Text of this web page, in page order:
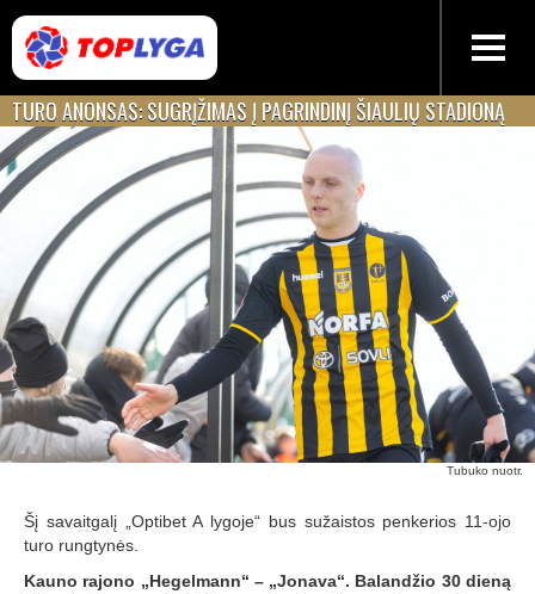
TURO ANONSAS: SUGRĮŽIMAS Į PAGRINDINĮ ŠIAULIŲ STADIONĄ
Tubuko nuotr.
Šį savaitgalį „Optibet A lygoje“ bus sužaistos penkerios 11-ojo
turo rungtynės.
Kauno rajono „Hegelmann“ – „Jonava“. Balandžio 30 dieną